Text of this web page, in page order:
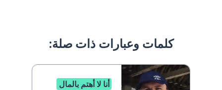
كلمات وعبارات ذات صلة:
أنا لا أهتم بالمال